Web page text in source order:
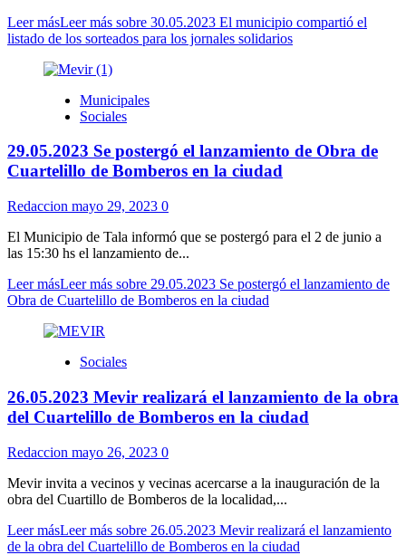
Leer másLeer más sobre 30.05.2023 El municipio compartió el
listado de los sorteados para los jornales solidarios
Municipales
Sociales
29.05.2023 Se postergó el lanzamiento de Obra de
Cuartelillo de Bomberos en la ciudad
Redaccion mayo 29, 2023 0
El Municipio de Tala informó que se postergó para el 2 de junio a
las 15:30 hs el lanzamiento de...
Leer másLeer más sobre 29.05.2023 Se postergó el lanzamiento de
Obra de Cuartelillo de Bomberos en la ciudad
Sociales
26.05.2023 Mevir realizará el lanzamiento de la obra
del Cuartelillo de Bomberos en la ciudad
Redaccion mayo 26, 2023 0
Mevir invita a vecinos y vecinas acercarse a la inauguración de la
obra del Cuartillo de Bomberos de la localidad,...
Leer másLeer más sobre 26.05.2023 Mevir realizará el lanzamiento
de la obra del Cuartelillo de Bomberos en la ciudad